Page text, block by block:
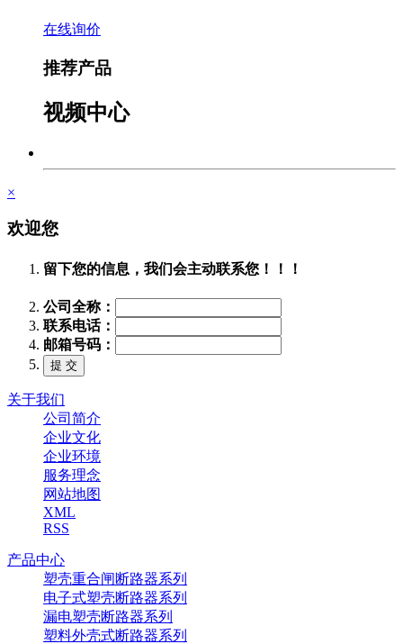
在线询价
推荐产品
视频中心
×
欢迎您
留下您的信息，我们会主动联系您！！！
公司全称：
联系电话：
邮箱号码：
关于我们
公司简介
企业文化
企业环境
服务理念
网站地图
XML
RSS
产品中心
塑壳重合闸断路器系列
电子式塑壳断路器系列
漏电塑壳断路器系列
塑料外壳式断路器系列